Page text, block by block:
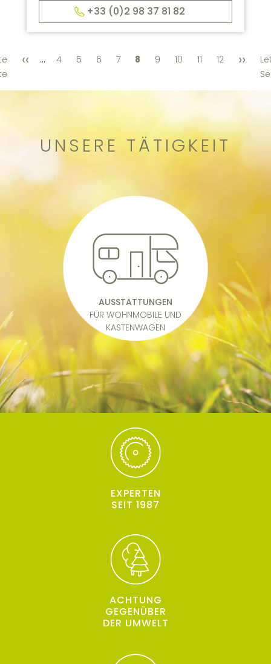
+33 (0)2 98 37 81 82
SEITENNUMMERIERUNG
Vorherige
‹‹ … Seite
4 Seite
5 Seite
6 Seite
7
Aktuelle
8 Seite
9 Seite
10 Seite
11 Seite
12 ››
UNSERE TÄTIGKEIT
AUSSTATTUNGEN
FÜR WOHNMOBILE UND
KASTENWAGEN
EXPERTEN
SEIT 1987
ACHTUNG
GEGENÜBER
DER UMWELT